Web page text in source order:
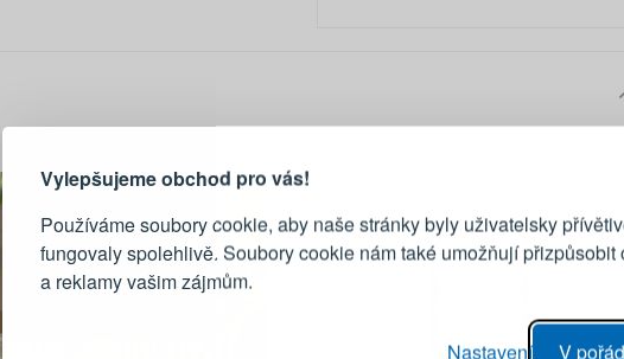
Vylepšujeme obchod pro vás!
Používáme soubory cookie, aby naše stránky byly uživatelsky
fungovaly spolehlivě. Soubory cookie nám také umožňují přizpůsobit
a reklamy vašim zájmům.
V
Nastavení
vytvořit účet
Emailová adresa